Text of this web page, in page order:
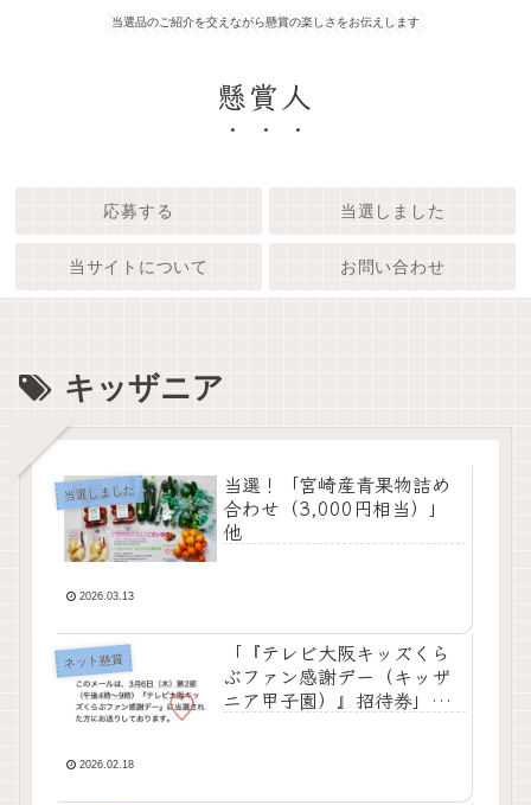
当選品のご紹介を交えながら懸賞の楽しさをお伝えします
懸賞人
応募する 当選しました
当サイトについて お問い合わせ
キッザニア
当選しました
当選！「宮崎産青果物詰め
合わせ（3,000円相当）」
他
2026.03.13
ネット懸賞
「『テレビ大阪キッズくら
ぶファン感謝デー（キッザ
ニア甲子園）』招待券」プ
2026.02.18